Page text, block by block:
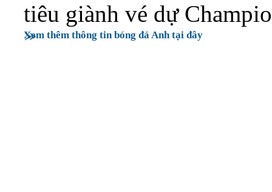
tiêu giành vé dự
Xem thêm thông tin bóng đá Anh tại đây